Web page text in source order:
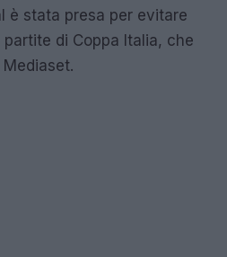
è stata presa per evitare
di Coppa Italia, che